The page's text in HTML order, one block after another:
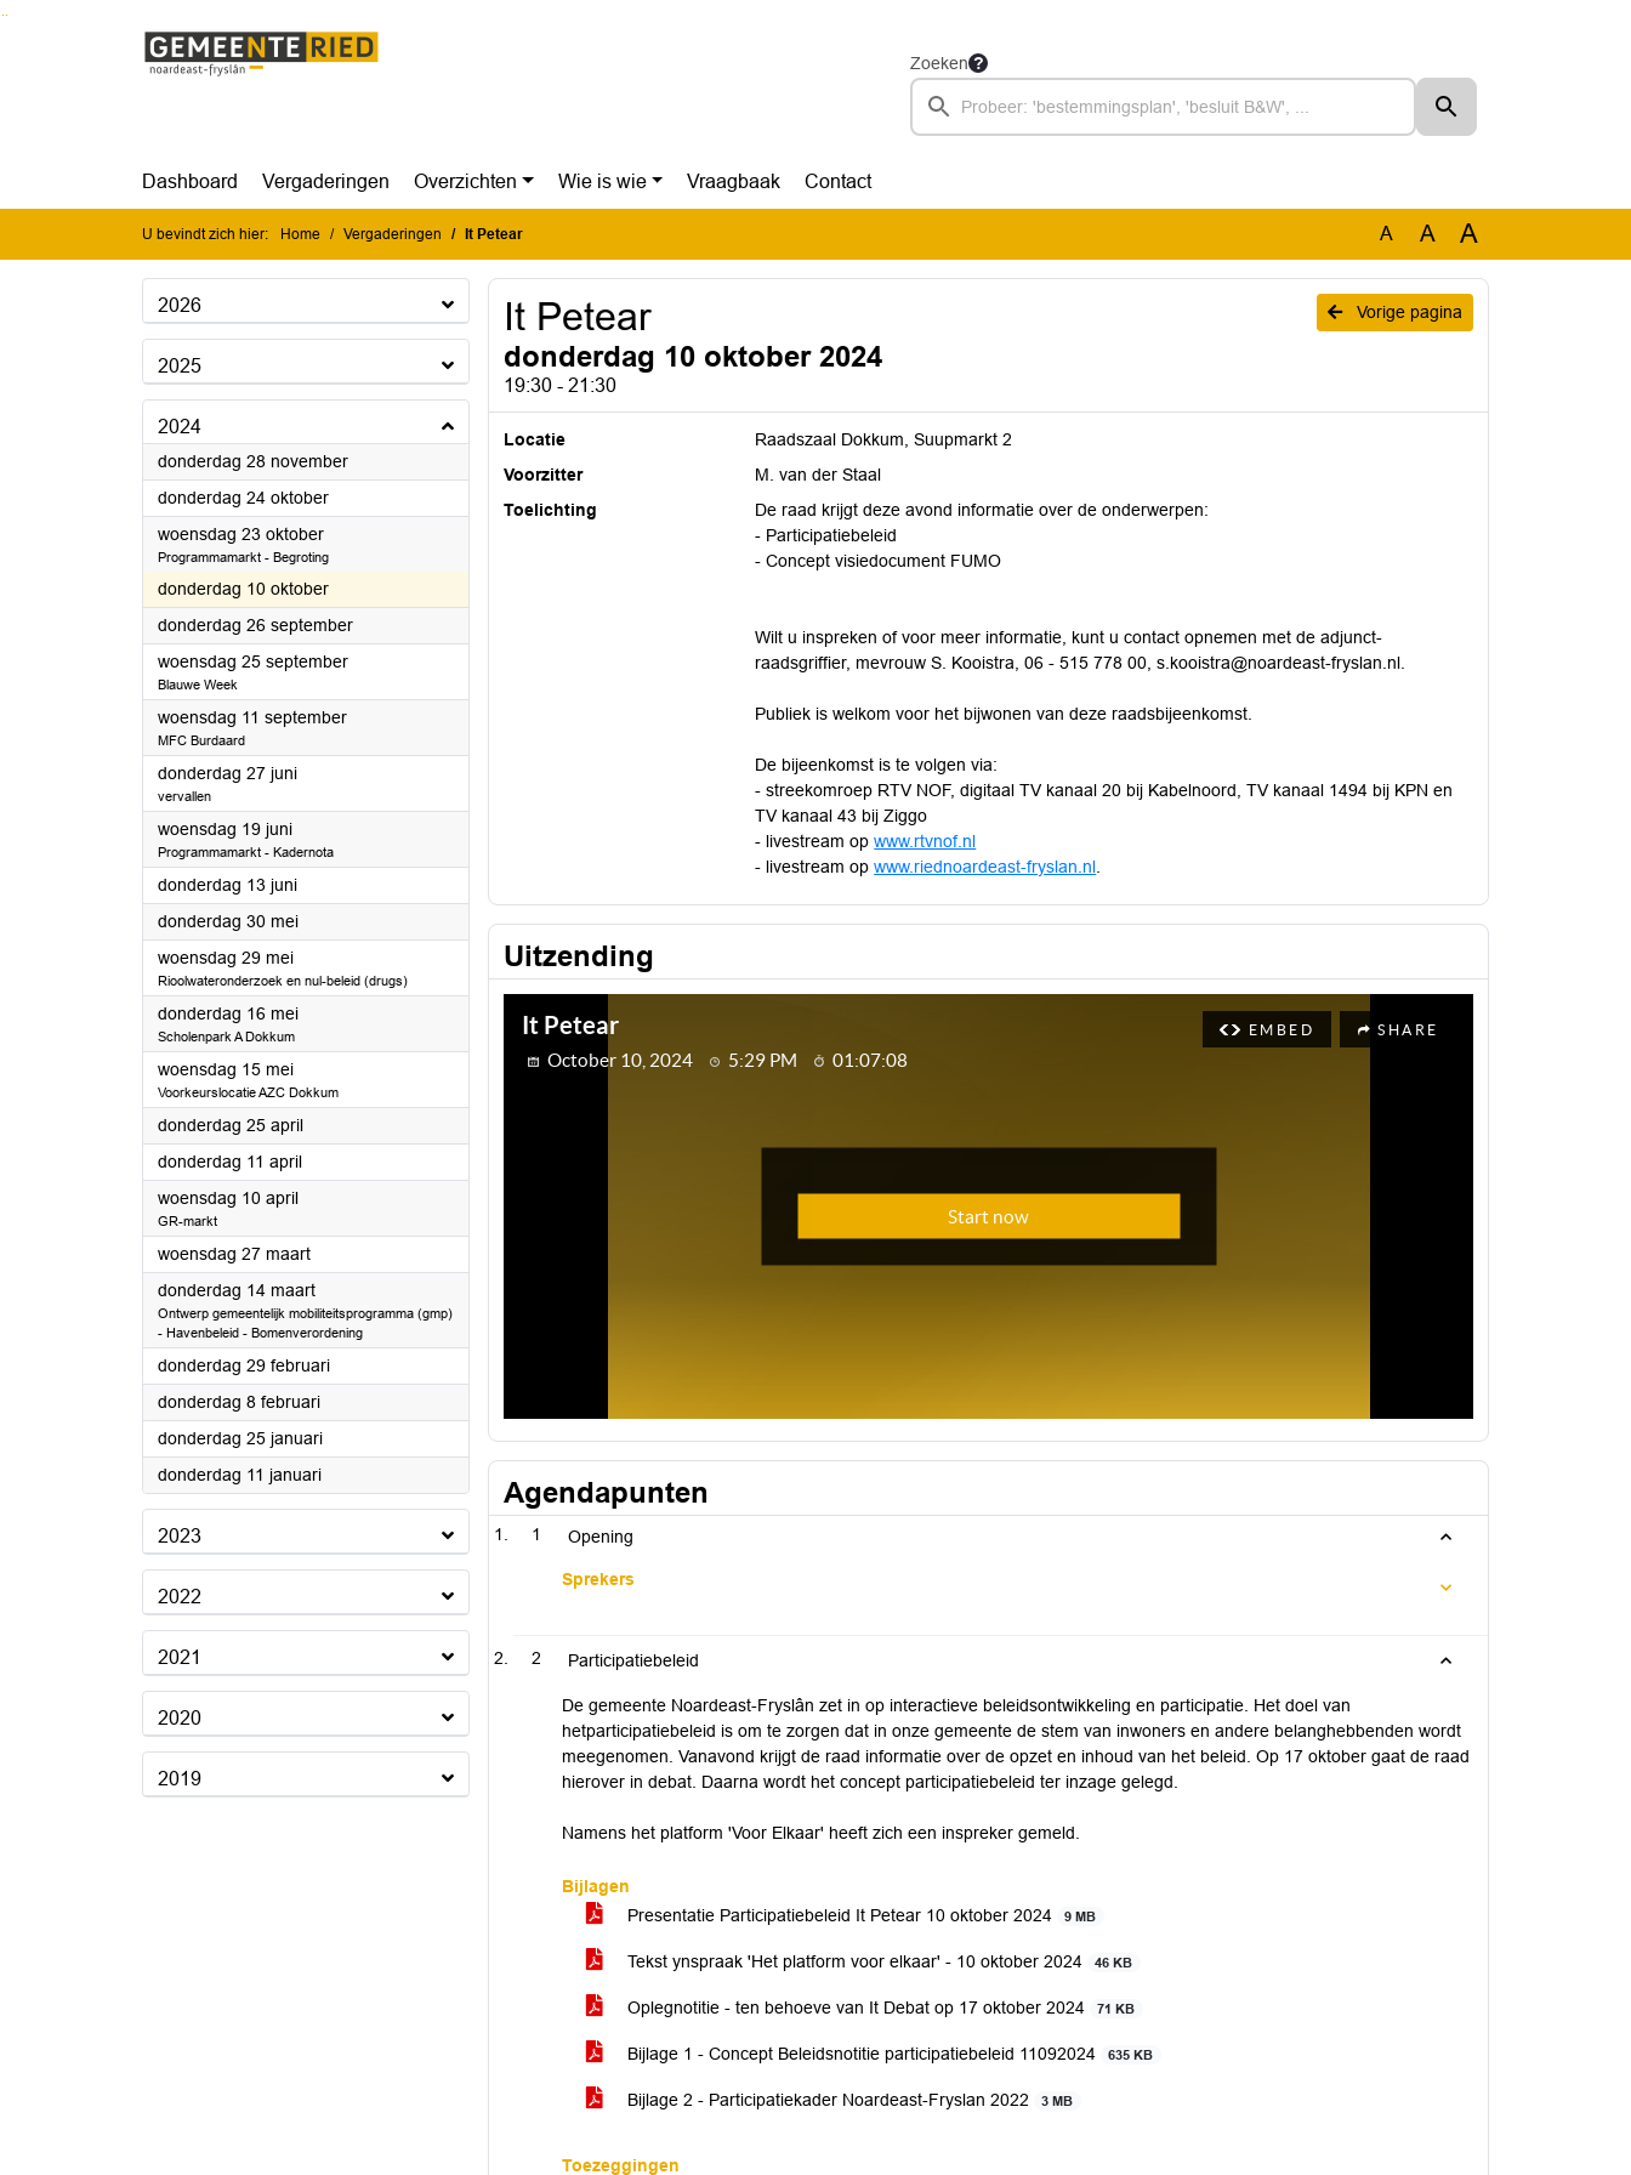
Ga naar de inhoud van deze pagina
Ga naar het zoeken
Ga naar het menu
Zoeken
Dashboard Vergaderingen Overzichten Wie is wie Vraagbaak Contact
U bevindt zich hier: Home Vergaderingen It Petear A A A
2026
2025
2024
donderdag 28 november2024
donderdag 24 oktober2024
woensdag 23 oktober2024
Programmamarkt - Begroting
donderdag 10 oktober2024
donderdag 26 september2024
woensdag 25 september2024
Blauwe Week
woensdag 11 september2024
MFC Burdaard
donderdag 27 juni2024
vervallen
woensdag 19 juni2024
Programmamarkt - Kadernota
donderdag 13 juni2024
donderdag 30 mei2024
woensdag 29 mei2024
Rioolwateronderzoek en nul-beleid (drugs)
donderdag 16 mei2024
Scholenpark A Dokkum
woensdag 15 mei2024
Voorkeurslocatie AZC Dokkum
donderdag 25 april2024
donderdag 11 april2024
woensdag 10 april2024
GR-markt
woensdag 27 maart2024
donderdag 14 maart2024
Ontwerp gemeentelijk mobiliteitsprogramma (gmp)
- Havenbeleid - Bomenverordening
donderdag 29 februari2024
donderdag 8 februari2024
donderdag 25 januari2024
donderdag 11 januari2024
2023
2022
2021
2020
2019
Vorige pagina
It Petear
donderdag 10 oktober 2024
19:30 - 21:30
Locatie
Raadszaal Dokkum, Suupmarkt 2
Voorzitter
M. van der Staal
Toelichting
De raad krijgt deze avond informatie over de onderwerpen:
- Participatiebeleid
- Concept visiedocument FUMO
Wilt u inspreken of voor meer informatie, kunt u contact opnemen met de adjunct-
raadsgriffier, mevrouw S. Kooistra, 06 - 515 778 00, s.kooistra@noardeast-fryslan.nl.
Publiek is welkom voor het bijwonen van deze raadsbijeenkomst.
De bijeenkomst is te volgen via:
- streekomroep RTV NOF, digitaal TV kanaal 20 bij Kabelnoord, TV kanaal 1494 bij KPN en
TV kanaal 43 bij Ziggo
- livestream opwww.rtvnof.nl
- livestream opwww.riednoardeast-fryslan.nl
Uitzending
Agendapunten
1 Opening
Sprekers
2 Participatiebeleid
De gemeente Noardeast-Fryslân zet in op interactieve beleidsontwikkeling en participatie. Het doel van
hetparticipatiebeleid is om te zorgen dat in onze gemeente de stem van inwoners en andere belanghebbenden wordt
meegenomen. Vanavond krijgt de raad informatie over de opzet en inhoud van het beleid. Op 17 oktober gaat de raad
hierover in debat. Daarna wordt het concept participatiebeleid ter inzage gelegd.
Namens het platform 'Voor Elkaar' heeft zich een inspreker gemeld.
Bijlagen
Presentatie Participatiebeleid It Petear 10 oktober 2024
9 MB
Tekst ynspraak 'Het platform voor elkaar' - 10 oktober 2024 46 KB
Oplegnotitie - ten behoeve van It Debat op 17 oktober 2024 71 KB
Bijlage 1 - Concept Beleidsnotitie participatiebeleid 11092024 635 KB
Bijlage 2 - Participatiekader Noardeast-Fryslan 2022 3 MB
Toezeggingen